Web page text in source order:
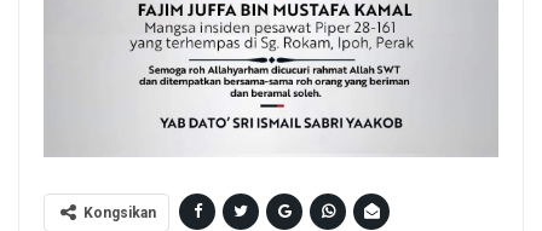
Kongsikan